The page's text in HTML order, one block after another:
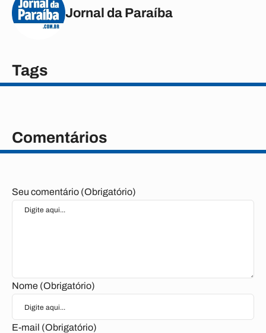
Jornal da Paraíba
Tags
Comentários
Seu comentário (Obrigatório)
Nome (Obrigatório)
E-mail (Obrigatório)